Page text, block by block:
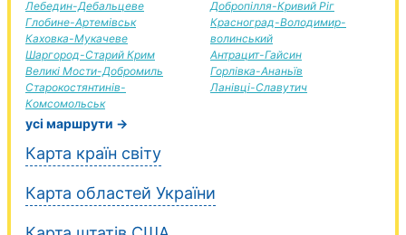
Лебедин-Дебальцеве
Глобине-Артемівськ
Каховка-Мукачеве
Шаргород-Старий Крим
Великі Мости-Добромиль
Старокостянтинів-
Комсомольськ
Добропілля-Кривий Ріг
Красноград-Володимир-
волинський
Антрацит-Гайсин
Горлівка-Ананьїв
Ланівці-Славутич
усі маршрути →
Карта країн світу
Карта областей України